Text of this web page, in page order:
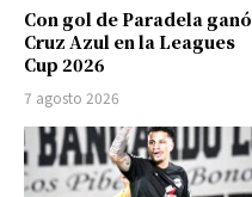
Con gol de Paradela ganó
Cruz Azul en la Leagues
Cup 2026
7 agosto 2026